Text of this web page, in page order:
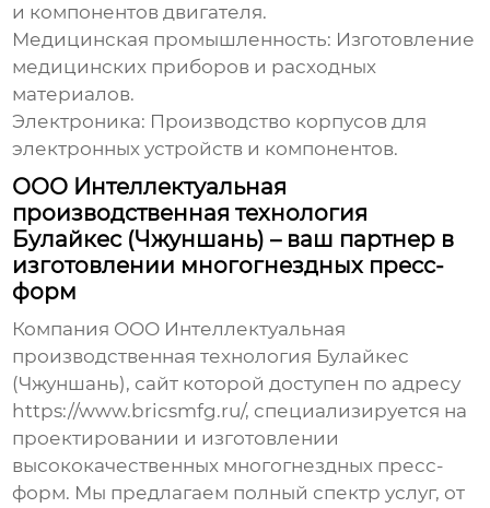
и компонентов двигателя.
Медицинская промышленность: Изготовление
медицинских приборов и расходных
материалов.
Электроника: Производство корпусов для
электронных устройств и компонентов.
ООО Интеллектуальная
производственная технология
Булайкес (Чжуншань) – ваш партнер в
изготовлении многогнездных пресс-
форм
Компания ООО Интеллектуальная
производственная технология Булайкес
(Чжуншань), сайт которой доступен по адресу
https://www.bricsmfg.ru/, специализируется на
проектировании и изготовлении
высококачественных многогнездных пресс-
форм. Мы предлагаем полный спектр услуг, от